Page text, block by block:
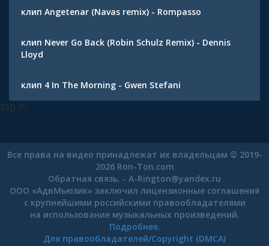
клип Angetenar (Navas remix) - Rompasso
клип Never Go Back (Robin Schulz Remix) - Dennis
Lloyd
клип 4 In The Morning - Gwen Stefani
33]) ?>
Все права на видео принадлежат их владельцам © 2019-
2026 Ron-Ton.com
Обратная связь. - A-Rington@yandex.ru
ООО «АдвМьюзик» заключил лицензионные соглашения
с крупнейшими российскими правообладателями
на использование музыкальных произведений.
Подробнее.
Для правообладателей/Copyright (DMCA)